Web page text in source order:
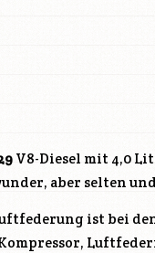
V8-Diesel mit 4,0
aber selten
ist bei